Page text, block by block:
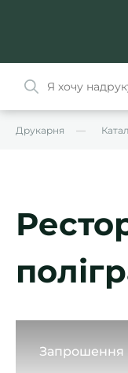
Друкарня
Запрошення